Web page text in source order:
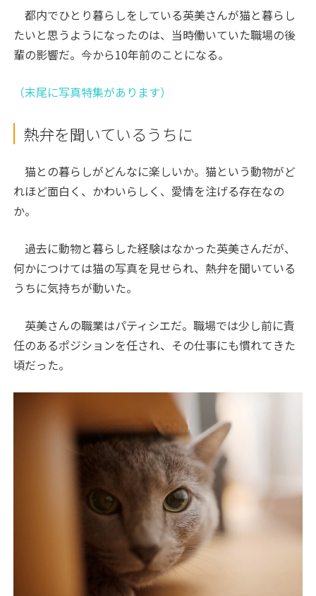
都内でひとり暮らしをしている英美さんが猫と暮らし
たいと思うようになったのは、当時働いていた職場の後
輩の影響だ。今から10年前のことになる。
（末尾に写真特集があります）
熱弁を聞いているうちに
猫との暮らしがどんなに楽しいか。猫という動物がど
れほど面白く、かわいらしく、愛情を注げる存在なの
か。
過去に動物と暮らした経験はなかった英美さんだが、
何かにつけては猫の写真を見せられ、熱弁を聞いている
うちに気持ちが動いた。
英美さんの職業はパティシエだ。職場では少し前に責
任のあるポジションを任され、その仕事にも慣れてきた
頃だった。